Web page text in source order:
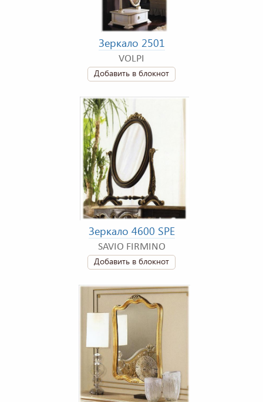
Зеркало 2501
VOLPI
Добавить в блокнот
Зеркало 4600 SPE
SAVIO FIRMINO
Добавить в блокнот